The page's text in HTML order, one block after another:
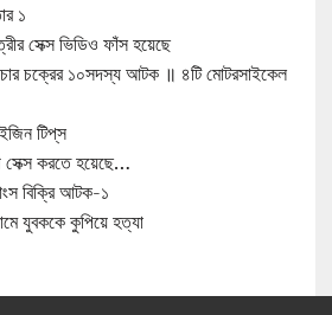
১
সেক্স ভিডিও ফাঁস হয়েছে
চক্রের ১০সদস্য আটক ॥ ৪টি মোটরসাইকেল
টিপ্‌স
করতে হয়েছে…
বিক্রি আটক-১
যুবককে কুপিয়ে হত্যা